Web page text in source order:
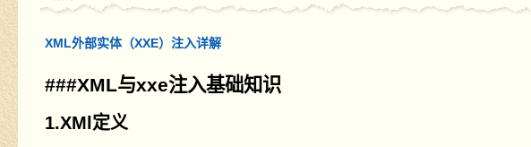
XML外部实体（XXE）注入详解
###XML与xxe注入基础知识
1.XMl 定义